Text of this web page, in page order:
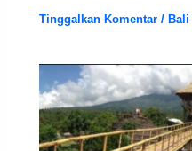
Tinggalkan Komentar / Bali